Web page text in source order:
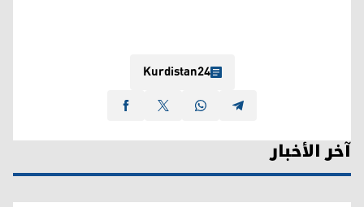
Kurdistan24
آخر الأخبار